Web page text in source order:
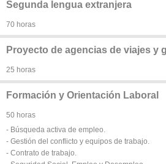
Segunda lengua extranjera
70 horas
Proyecto de agencias de viajes y
25 horas
Formación y Orientación Laboral
50 horas
- Búsqueda activa de empleo.
- Gestión del conflicto y equipos de trabajo.
- Contrato de trabajo.